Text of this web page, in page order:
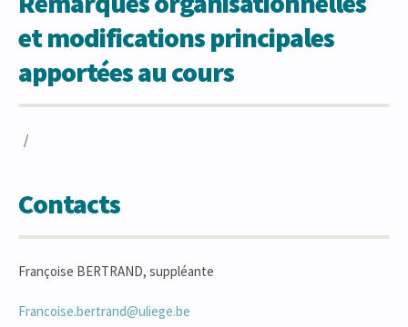
et modifications principales
apportées au cours
/
Contacts
Françoise BERTRAND, suppléante
Francoise.bertrand@uliege.be